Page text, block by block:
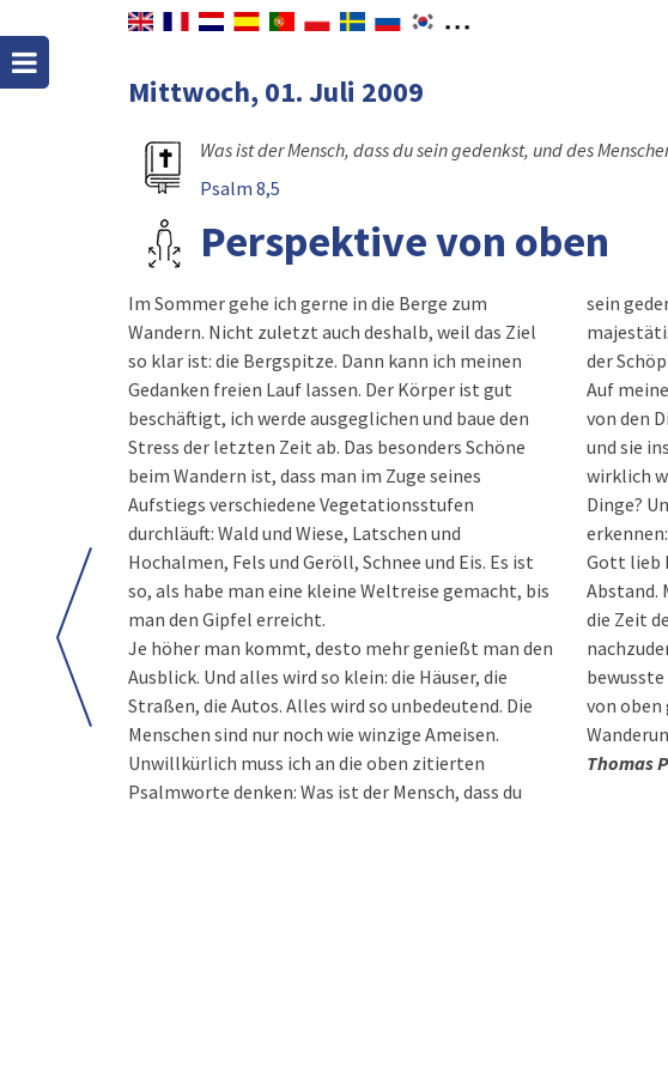
Mittwoch, 01. Juli 2009
Was ist der Mensch, dass du sein gedenkst, und des
Psalm 8,5
Perspektive von oben
Im Sommer gehe ich gerne in die Berge zum
Wandern. Nicht zuletzt auch deshalb, weil das Ziel
so klar ist: die Bergspitze. Dann kann ich meinen
Gedanken freien Lauf lassen. Der Körper ist gut
beschäftigt, ich werde ausgeglichen und baue den
Stress der letzten Zeit ab. Das besonders Schöne
beim Wandern ist, dass man im Zuge seines
Aufstiegs verschiedene Vegetationsstufen
durchläuft: Wald und Wiese, Latschen und
Hochalmen, Fels und Geröll, Schnee und Eis. Es ist
so, als habe man eine kleine Weltreise gemacht, bis
man den Gipfel erreicht.
Je höher man kommt, desto mehr genießt man den
Ausblick. Und alles wird so klein: die Häuser, die
Straßen, die Autos. Alles wird so unbedeutend. Die
Menschen sind nur noch wie winzige Ameisen.
Unwillkürlich muss ich an die oben zitierten
Psalmworte denken: Was ist der Mensch, dass du
sein
der
Auf
von den
und sie
wirklich
Dinge?
Gott lieb
Abstand.
die Zeit
von oben
Thomas